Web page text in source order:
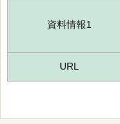
資料情報1
URL